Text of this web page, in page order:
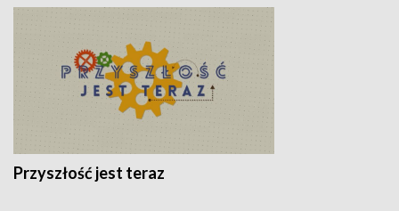
Przyszłość jest teraz